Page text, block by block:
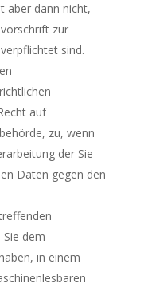
aber dann nicht,
zur
sind.
auf
zu, wenn
der Sie
Daten gegen den
dem
in einem